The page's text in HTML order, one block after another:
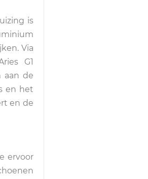
is
Via
G1
aan de
en het
en de
ervoor